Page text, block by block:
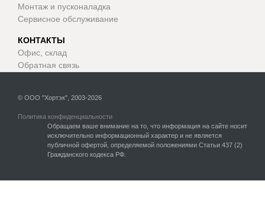
Монтаж и пусконаладка
Сервисное обслуживание
КОНТАКТЫ
Офис, склад
Обратная связь
© ООО "Хортэк", 2003-2026
Политика конфиденциальности
Обращаем ваше внимание на то, что информация на сайте носит
исключительно информационный характер и не является
публичной офертой, определяемой положениями Статьи 437 (2)
Гражданского кодекса РФ.